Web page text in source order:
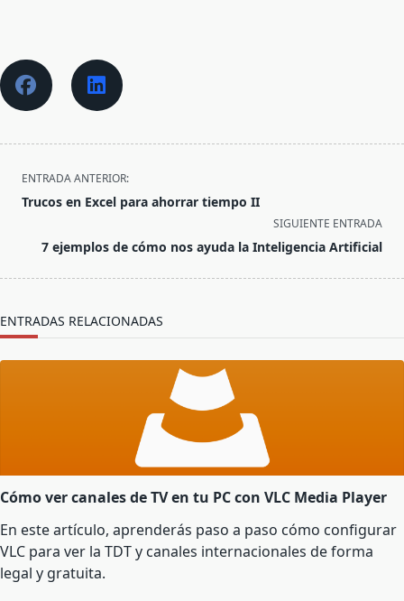
<span
class="nav-
screen-
text">Página</span>
ENTRADA ANTERIOR:
Trucos en Excel para ahorrar tiempo II
SIGUIENTE ENTRADA
7 ejemplos de cómo nos ayuda la Inteligencia Artificial
ENTRADAS RELACIONADAS
Cómo ver canales de TV en tu PC con VLC Media Player
En este artículo, aprenderás paso a paso cómo configurar
VLC para ver la TDT y canales internacionales de forma
legal y gratuita.